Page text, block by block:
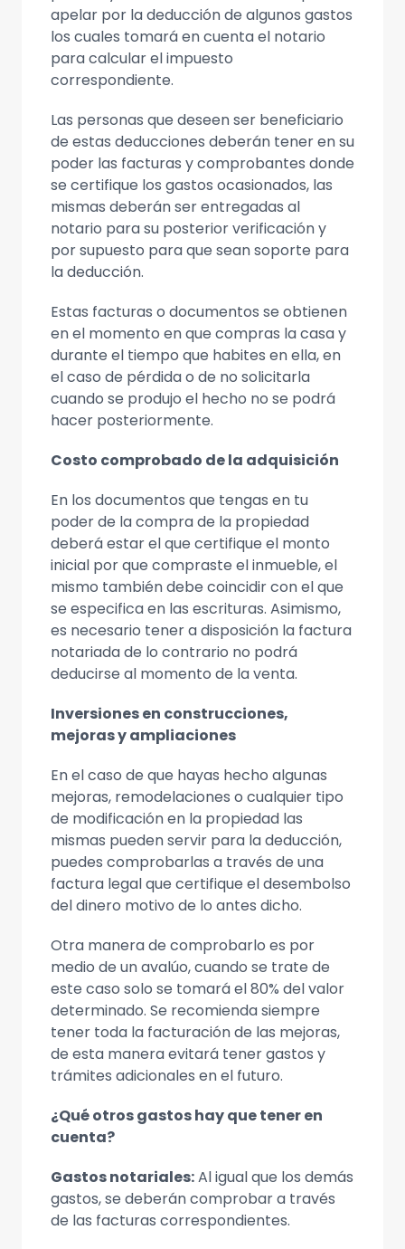
apelar por la deducción de algunos gastos
los cuales tomará en cuenta el notario
para calcular el impuesto
correspondiente.
Las personas que deseen ser beneficiario
de estas deducciones deberán tener en su
poder las facturas y comprobantes donde
se certifique los gastos ocasionados, las
mismas deberán ser entregadas al
notario para su posterior verificación y
por supuesto para que sean soporte para
la deducción.
Estas facturas o documentos se obtienen
en el momento en que compras la casa y
durante el tiempo que habites en ella, en
el caso de pérdida o de no solicitarla
cuando se produjo el hecho no se podrá
hacer posteriormente.
Costo comprobado de la adquisición
En los documentos que tengas en tu
poder de la compra de la propiedad
deberá estar el que certifique el monto
inicial por que compraste el inmueble, el
mismo también debe coincidir con el que
se especifica en las escrituras. Asimismo,
es necesario tener a disposición la factura
notariada de lo contrario no podrá
deducirse al momento de la venta.
Inversiones en construcciones,
mejoras y ampliaciones
En el caso de que hayas hecho algunas
mejoras, remodelaciones o cualquier tipo
de modificación en la propiedad las
mismas pueden servir para la deducción,
puedes comprobarlas a través de una
factura legal que certifique el desembolso
del dinero motivo de lo antes dicho.
Otra manera de comprobarlo es por
medio de un avalúo, cuando se trate de
este caso solo se tomará el 80% del valor
determinado. Se recomienda siempre
tener toda la facturación de las mejoras,
de esta manera evitará tener gastos y
trámites adicionales en el futuro.
¿Qué otros gastos hay que tener en
cuenta?
Gastos notariales:Al igual que los demás
gastos, se deberán comprobar a través
de las facturas correspondientes.